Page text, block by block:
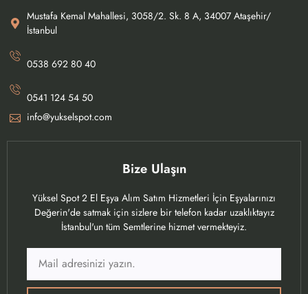
Mustafa Kemal Mahallesi, 3058/2. Sk. 8 A, 34007 Ataşehir/
İstanbul
0538 692 80 40
0541 124 54 50
info@yukselspot.com
Bize Ulaşın
Yüksel Spot 2 El Eşya Alım Satım Hizmetleri İçin Eşyalarınızı
Değerin'de satmak için sizlere bir telefon kadar uzaklıktayız
İstanbul'un tüm Semtlerine hizmet vermekteyiz.